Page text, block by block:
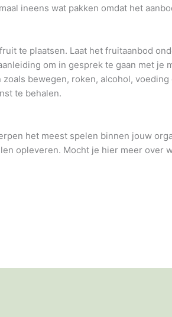
ineens wat pakken omdat het
te plaatsen. Laat het fruitaanbod
om in gesprek te gaan met je
bewegen, roken, alcohol, voeding
te behalen.
het meest spelen binnen jouw
opleveren. Mocht je hier meer over